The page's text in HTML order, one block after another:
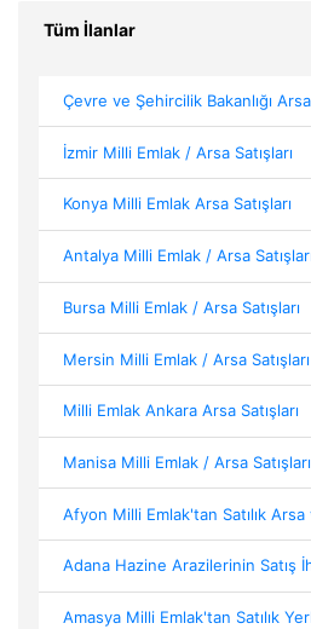
Tüm İlanlar
Çevre ve Şehircilik Bakanlığı Arsa
İzmir Milli Emlak / Arsa Satışları
Konya Milli Emlak Arsa Satışları
Antalya Milli Emlak / Arsa Satışları
Bursa Milli Emlak / Arsa Satışları
Mersin Milli Emlak / Arsa Satışları
Milli Emlak Ankara Arsa Satışları
Manisa Milli Emlak / Arsa Satışları
Afyon Milli Emlak'tan Satılık
Adana Hazine Arazilerinin Satış
Amasya Milli Emlak'tan Satılık